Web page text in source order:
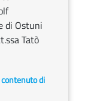
di Ostuni
Tatò
di